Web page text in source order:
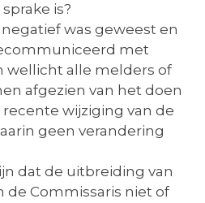
is?
was geweest en
met
wellicht alle melders of
afgezien van het doen
wijziging van de
geen verandering
dat de uitbreiding van
de Commissaris niet of